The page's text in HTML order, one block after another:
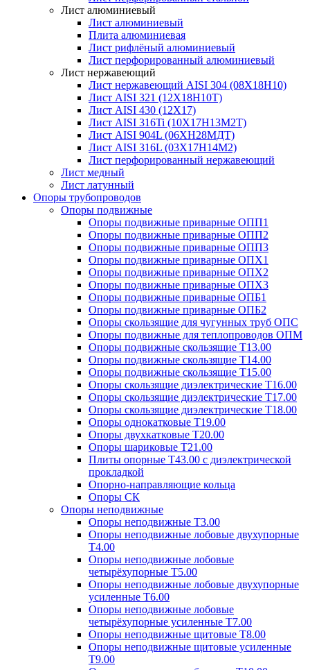
Лист алюминиевый
Лист алюминиевый
Плита алюминиевая
Лист рифлёный алюминиевый
Лист перфорированный алюминиевый
Лист нержавеющий
Лист нержавеющий AISI 304 (08Х18Н10)
Лист AISI 321 (12Х18Н10Т)
Лист AISI 430 (12Х17)
Лист AISI 316Ti (10Х17Н13М2Т)
Лист AISI 904L (06ХН28МДТ)
Лист AISI 316L (03Х17Н14М2)
Лист перфорированный нержавеющий
Лист медный
Лист латунный
Опоры трубопроводов
Опоры подвижные
Опоры подвижные приварные ОПП1
Опоры подвижные приварные ОПП2
Опоры подвижные приварные ОПП3
Опоры подвижные приварные ОПХ1
Опоры подвижные приварные ОПХ2
Опоры подвижные приварные ОПХ3
Опоры подвижные приварные ОПБ1
Опоры подвижные приварные ОПБ2
Опоры скользящие для чугунных труб ОПС
Опоры подвижные для теплопроводов ОПМ
Опоры подвижные скользящие Т13.00
Опоры подвижные скользящие Т14.00
Опоры подвижные скользящие Т15.00
Опоры скользящие диэлектрические Т16.00
Опоры скользящие диэлектрические Т17.00
Опоры скользящие диэлектрические Т18.00
Опоры однокатковые Т19.00
Опоры двухкатковые Т20.00
Опоры шариковые Т21.00
Плиты опорные Т43.00 с диэлектрической
прокладкой
Опорно-направляющие кольца
Опоры СК
Опоры неподвижные
Опоры неподвижные Т3.00
Опоры неподвижные лобовые двухупорные
Т4.00
Опоры неподвижные лобовые
четырёхупорные Т5.00
Опоры неподвижные лобовые двухупорные
усиленные Т6.00
Опоры неподвижные лобовые
четырёхупорные усиленные Т7.00
Опоры неподвижные щитовые Т8.00
Опоры неподвижные щитовые усиленные
Т9.00